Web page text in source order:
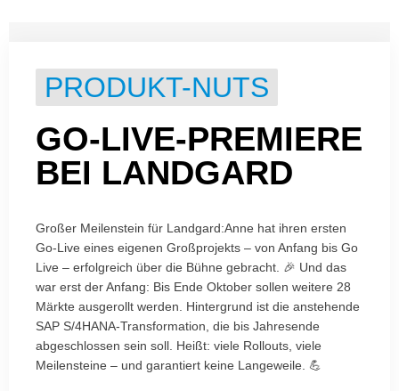
PRODUKT-NUTS
GO-LIVE-PREMIERE
BEI LANDGARD
Großer Meilenstein für Landgard:Anne hat ihren ersten
Go-Live eines eigenen Großprojekts – von Anfang bis Go
Live – erfolgreich über die Bühne gebracht. 🎉 Und das
war erst der Anfang: Bis Ende Oktober sollen weitere 28
Märkte ausgerollt werden. Hintergrund ist die anstehende
SAP S/4HANA-Transformation, die bis Jahresende
abgeschlossen sein soll. Heißt: viele Rollouts, viele
Meilensteine – und garantiert keine Langeweile. 💪